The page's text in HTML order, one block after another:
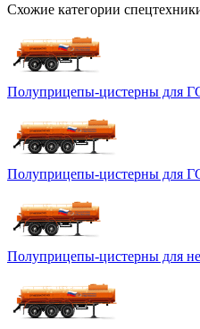
Схожие категории
Полуприцепы-цистерны для
Полуприцепы-цистерны для
Полуприцепы-цистерны для